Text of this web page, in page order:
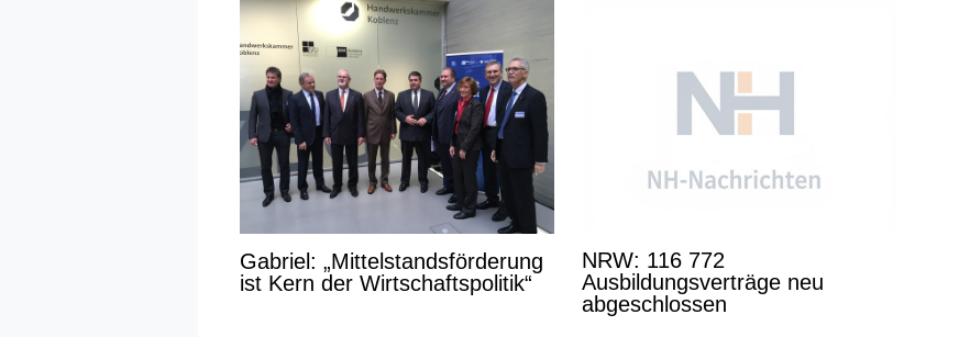
Gabriel: „Mittelstandsförderung
ist Kern der Wirtschaftspolitik“
NRW: 116 772
Ausbildungsverträge neu
abgeschlossen